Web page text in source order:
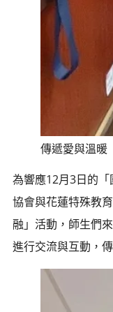
傳遞愛與溫暖
為響應12月3日的
協會與花蓮特殊教
融」活動，師生們
進行交流與互動，